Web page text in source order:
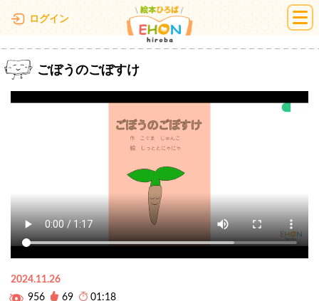
ログイン 絵本ひろば
ごぼうのごぼすけ
2024.11.26
956
69 01:18